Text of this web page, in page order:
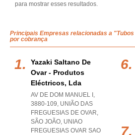
para mostrar esses resultados.
Principais Empresas relacionadas a
por cobrança
Yazaki Saltano De
Ovar - Produtos
Eléctricos, Lda
AV DE DOM MANUEL I,
3880-109, UNIÃO DAS
FREGUESIAS DE OVAR,
SÃO JOÃO, UNIAO
FREGUESIAS OVAR SAO